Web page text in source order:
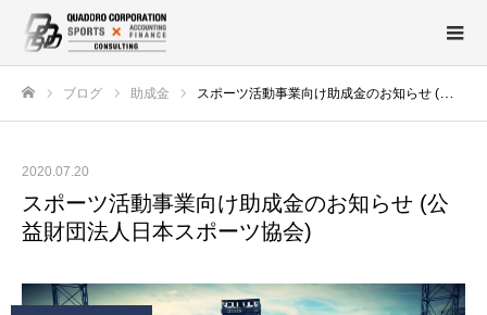
ブログ 助成金 スポーツ活動事業向け助成金のお知らせ (公益財団法人日本スポーツ協会)
2020.07.20
スポーツ活動事業向け助成金のお知らせ (公
益財団法人日本スポーツ協会)